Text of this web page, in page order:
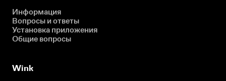
Информация
Вопросы и ответы
Установка приложения
Общие вопросы
Wink